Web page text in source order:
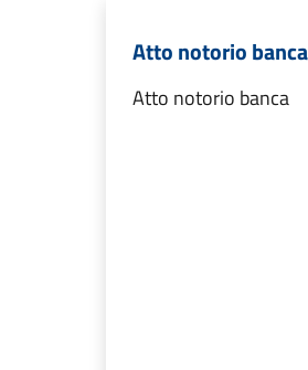
Atto notorio banca
Atto notorio banca